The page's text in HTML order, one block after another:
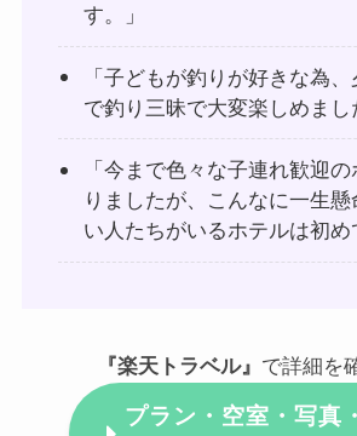
す。」
「子どもが釣りが好きな為
で釣り三昧で大変楽しめまし
「今まで色々な子連れ歓迎
りましたが、こんなに一生
い人たちがいるホテルは初め
『楽天トラベル』 で詳細を
プラン・空室・写真